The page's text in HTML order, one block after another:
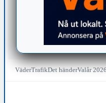
VäderTrafikDet händerValår 2026